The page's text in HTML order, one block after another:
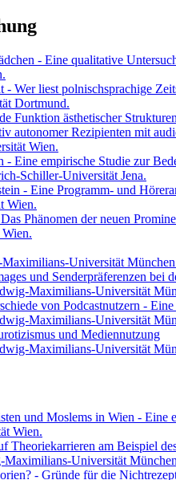
- Eine qualitative
- Wer liest polnischsprachige
Dortmund.
Funktion ästhetischer
autonomer Rezipienten mit
Wien.
- Eine empirische Studie zur
Schiller-Universität Jena.
- Eine Programm- und
Wien.
Phänomen der neuen
Universität
und Senderpräferenzen
Maximilians-Universität
von Podcastnutzern -
Maximilians-Universität
und Mediennutzung
Maximilians-Universität
und Moslems in Wien -
Wien.
Theoriekarrieren am Beispiel
Universität
- Gründe für die